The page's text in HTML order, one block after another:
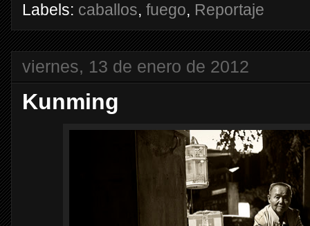
Labels: caballos, fuego, Reportaje
viernes, 13 de enero de 2012
Kunming